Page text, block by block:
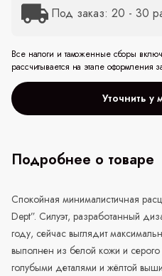
Под заказ: 20 - 30
Все налоги и таможенные сборы
рассчитывается на этапе оформления
Уточнить
Подробнее о товаре
Спокойная минималистичная
Dept”. Силуэт, разработанный
году, сейчас выглядит
выполнен из белой кожи и
голубыми деталями и жёлтой